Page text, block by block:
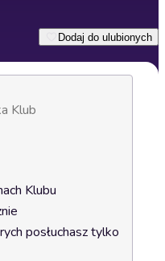
Dodaj do ulubionych
Klub
Klubu
posłuchasz tylko